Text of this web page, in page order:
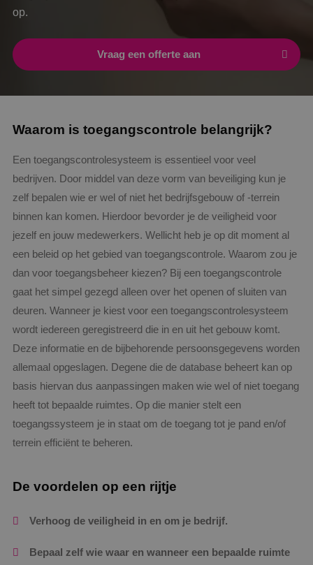
op.
Vraag een offerte aan
Waarom is toegangscontrole belangrijk?
Een toegangscontrolesysteem is essentieel voor veel
bedrijven. Door middel van deze vorm van beveiliging kun je
zelf bepalen wie er wel of niet het bedrijfsgebouw of -terrein
binnen kan komen. Hierdoor bevorder je de veiligheid voor
jezelf en jouw medewerkers. Wellicht heb je op dit moment al
een beleid op het gebied van toegangscontrole. Waarom zou je
dan voor toegangsbeheer kiezen? Bij een toegangscontrole
gaat het simpel gezegd alleen over het openen of sluiten van
deuren. Wanneer je kiest voor een toegangscontrolesysteem
wordt iedereen geregistreerd die in en uit het gebouw komt.
Deze informatie en de bijbehorende persoonsgegevens worden
allemaal opgeslagen. Degene die de database beheert kan op
basis hiervan dus aanpassingen maken wie wel of niet toegang
heeft tot bepaalde ruimtes. Op die manier stelt een
toegangssysteem je in staat om de toegang tot je pand en/of
terrein efficiënt te beheren.
De voordelen op een rijtje
Verhoog de veiligheid in en om je bedrijf.
Bepaal zelf wie waar en wanneer een bepaalde ruimte